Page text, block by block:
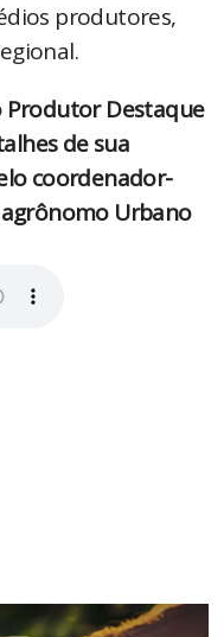
produtores,
Produtor Destaque
de sua
coordenador-
Urbano